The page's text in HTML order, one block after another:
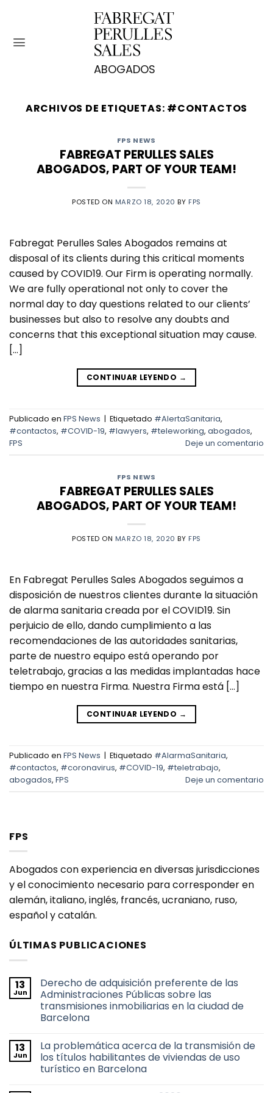
contenido
ARCHIVOS DE ETIQUETAS: #CONTACTOS
FPS NEWS
FABREGAT PERULLES SALES
ABOGADOS, PART OF YOUR TEAM!
POSTED ON MARZO 18, 2020 BY FPS
Fabregat Perulles Sales Abogados remains at
disposal of its clients during this critical moments
caused by COVID19. Our Firm is operating normally.
We are fully operational not only to cover the
normal day to day questions related to our clients’
businesses but also to resolve any doubts and
concerns that this exceptional situation may cause.
[…]
CONTINUAR LEYENDO →
Publicado en FPS News | Etiquetado #AlertaSanitaria,
#contactos, #COVID-19, #lawyers, #teleworking, abogados,
FPS
Deje un comentario
FPS NEWS
FABREGAT PERULLES SALES
ABOGADOS, PART OF YOUR TEAM!
POSTED ON MARZO 18, 2020 BY FPS
En Fabregat Perulles Sales Abogados seguimos a
disposición de nuestros clientes durante la situación
de alarma sanitaria creada por el COVID19. Sin
perjuicio de ello, dando cumplimiento a las
recomendaciones de las autoridades sanitarias,
parte de nuestro equipo está operando por
teletrabajo, gracias a las medidas implantadas hace
tiempo en nuestra Firma. Nuestra Firma está […]
CONTINUAR LEYENDO →
Publicado en FPS News | Etiquetado #AlarmaSanitaria,
#contactos, #coronavirus, #COVID-19, #teletrabajo,
abogados, FPS Deje un comentario
FPS
Abogados con experiencia en diversas jurisdicciones
y el conocimiento necesario para corresponder en
alemán, italiano, inglés, francés, ucraniano, ruso,
español y catalán.
ÚLTIMAS PUBLICACIONES
13
Jun
Derecho de adquisición preferente de las
Administraciones Públicas sobre las
transmisiones inmobiliarias en la ciudad de
Barcelona
comentarios
en
Derecho
de
13
Jun
La problemática acerca de la transmisión de
los títulos habilitantes de viviendas de uso
turístico en Barcelona